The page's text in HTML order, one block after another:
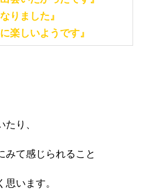
りました』
楽しいようです』
り、
みて感じられること
います。